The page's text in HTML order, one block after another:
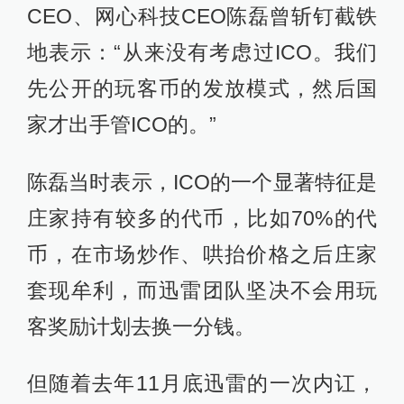
CEO、网心科技CEO陈磊曾斩钉截铁
地表示：“从来没有考虑过ICO。我们
先公开的玩客币的发放模式，然后国
家才出手管ICO的。”
陈磊当时表示，ICO的一个显著特征是
庄家持有较多的代币，比如70%的代
币，在市场炒作、哄抬价格之后庄家
套现牟利，而迅雷团队坚决不会用玩
客奖励计划去换一分钱。
但随着去年11月底迅雷的一次内讧，